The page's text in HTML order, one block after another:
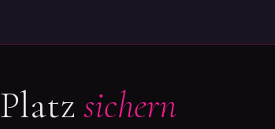
Platz sichern